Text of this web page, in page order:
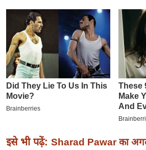
इ
ई
-
पे
प
र
मि
ल
इसे भी पढ़ें: Sharad Pawar का